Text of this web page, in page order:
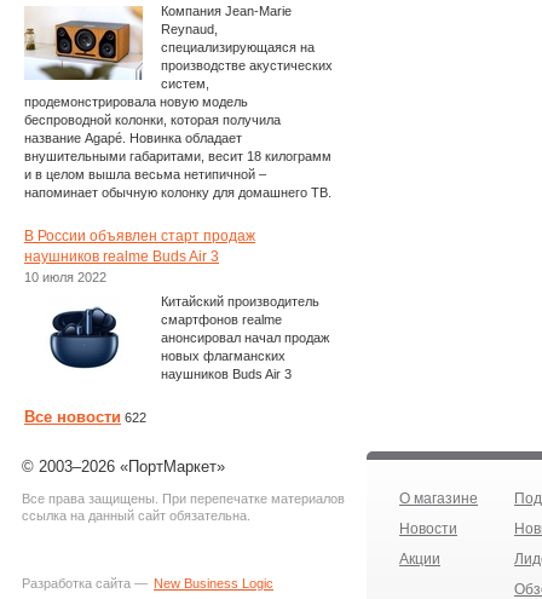
Компания Jean-Marie
Reynaud,
специализирующаяся на
производстве акустических
систем,
продемонстрировала новую модель
беспроводной колонки, которая получила
название Agapé. Новинка обладает
внушительными габаритами, весит 18 килограмм
и в целом вышла весьма нетипичной –
напоминает обычную колонку для домашнего ТВ.
В России объявлен старт продаж
наушников realme Buds Air 3
10 июля 2022
Китайский производитель
смартфонов realme
анонсировал начал продаж
новых флагманских
наушников Buds Air 3
Все новости 622
© 2003–2026 «ПортМаркет»
Все права защищены. При перепечатке материалов
ссылка на данный сайт обязательна.
Разработка сайта — New Business Logic
О магазине
Новости
Акции